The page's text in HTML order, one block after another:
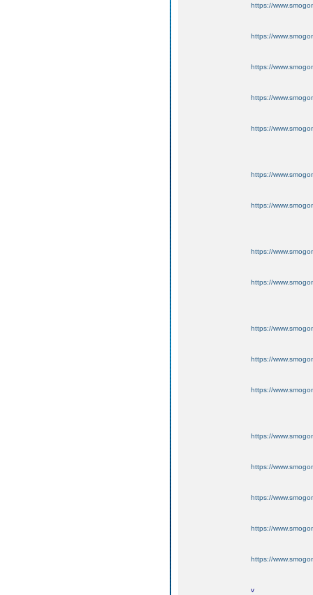
https://
https://
https://
https://
https://
https://
https://
https://
https://
https://
https://
https://
https://
https://
https://
https://
https://
v